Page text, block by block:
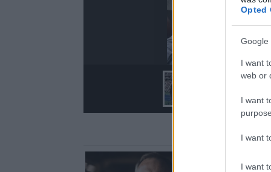
Opted
Google
I want
web or
I want
I want
I want